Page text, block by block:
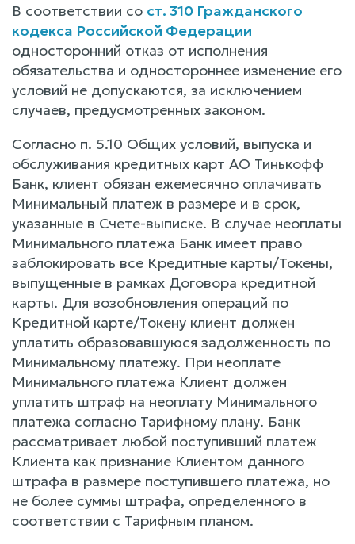
В соответствии со ст. 310 Гражданского
кодекса Российской Федерации
односторонний отказ от исполнения
обязательства и одностороннее изменение его
условий не допускаются, за исключением
случаев, предусмотренных законом.
Согласно п. 5.10 Общих условий, выпуска и
обслуживания кредитных карт АО Тинькофф
Банк, клиент обязан ежемесячно оплачивать
Минимальный платеж в размере и в срок,
указанные в Счете-выписке. В случае неоплаты
Минимального платежа Банк имеет право
заблокировать все Кредитные карты/Токены,
выпущенные в рамках Договора кредитной
карты. Для возобновления операций по
Кредитной карте/Токену клиент должен
уплатить образовавшуюся задолженность по
Минимальному платежу. При неоплате
Минимального платежа Клиент должен
уплатить штраф на неоплату Минимального
платежа согласно Тарифному плану. Банк
рассматривает любой поступивший платеж
Клиента как признание Клиентом данного
штрафа в размере поступившего платежа, но
не более суммы штрафа, определенного в
соответствии с Тарифным планом.